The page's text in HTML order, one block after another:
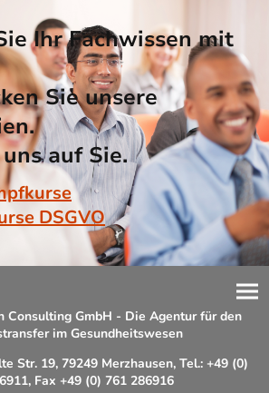
Ihr Fachwissen mit
Sie unsere
auf Sie.
DSGVO
Consulting GmbH - Die Agentur für den
im Gesundheitswesen
Str. 19, 79249 Merzhausen, Tel.: +49 (0)
Fax +49 (0) 761 286916